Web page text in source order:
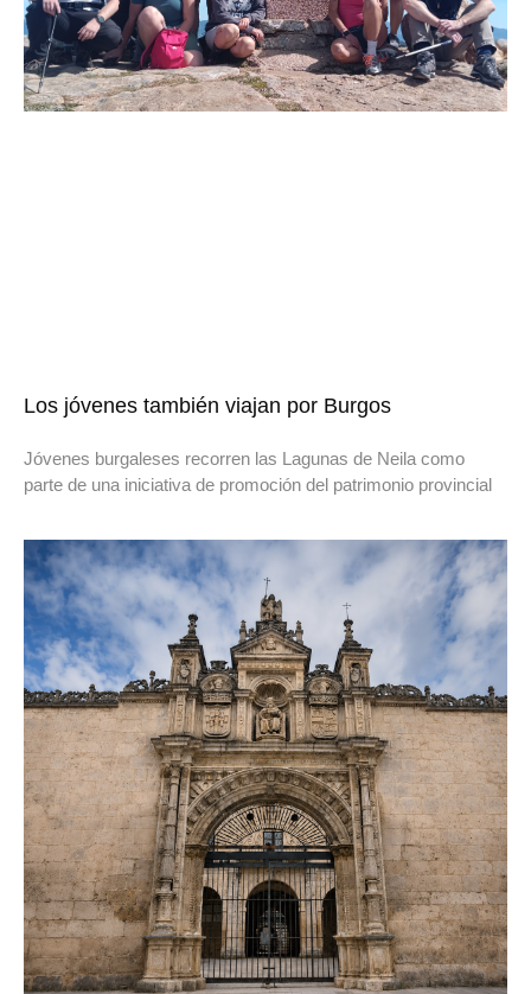
Los jóvenes también viajan por Burgos
Jóvenes burgaleses recorren las Lagunas de Neila como
parte de una iniciativa de promoción del patrimonio provincial